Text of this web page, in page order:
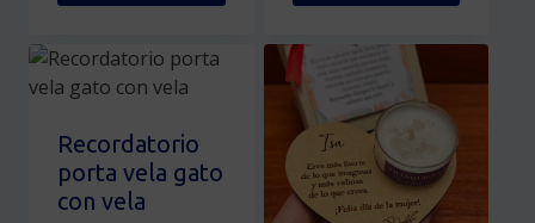
producto
tiene
múltiples
variantes.
Las
opciones
producto
tiene
múltiples
variantes.
Las
opciones
Recordatorio
porta vela gato
con vela